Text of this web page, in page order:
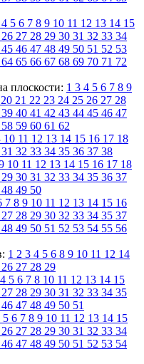
4 5 6 7 8 9 10 11 12 13 14 15
26 27 28 29 30 31 32 33 34
45 46 47 48 49 50 51 52 53
64 65 66 67 68 69 70 71 72
плоскости: 1 3 4 5 6 7 8 9
20 21 22 23 24 25 26 27 28
39 40 41 42 43 44 45 46 47
58 59 60 61 62
10 11 12 13 14 15 16 17 18
31 32 33 34 35 36 37 38
10 11 12 13 14 15 16 17 18
29 30 31 32 33 34 35 36 37
48 49 50
7 8 9 10 11 12 13 14 15 16
27 28 29 30 32 33 34 35 37
48 49 50 51 52 53 54 55 56
1 2 3 4 5 6 8 9 10 11 12 14
26 27 28 29
4 5 6 7 8 10 11 12 13 14 15
27 28 29 30 31 32 33 34 35
46 47 48 49 50 51
5 6 7 8 9 10 11 12 13 14 15
26 27 28 29 30 31 32 33 34
46 47 48 49 50 51 52 53 54